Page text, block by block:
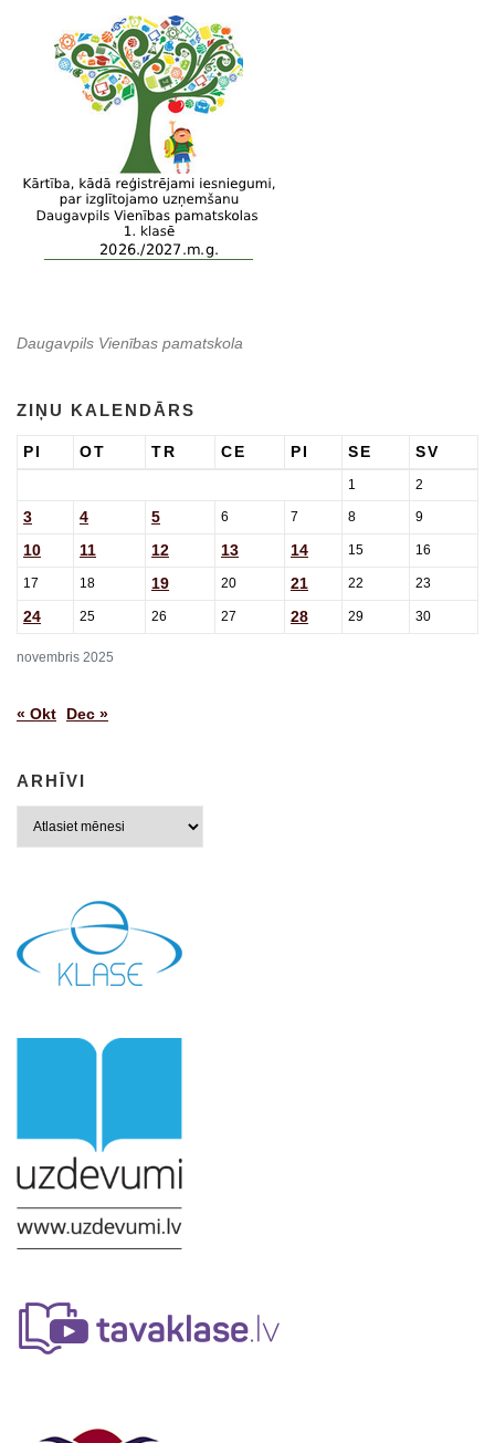
Daugavpils Vienības pamatskola
ZIŅU KALENDĀRS
novembris 2025
PI OT TR CE PI SE SV
1 2
3 4 5 6 7 8 9
10 11 12 13 14 15 16
17 18 19 20 21 22 23
24 25 26 27 28 29 30
« Okt Dec »
ARHĪVI